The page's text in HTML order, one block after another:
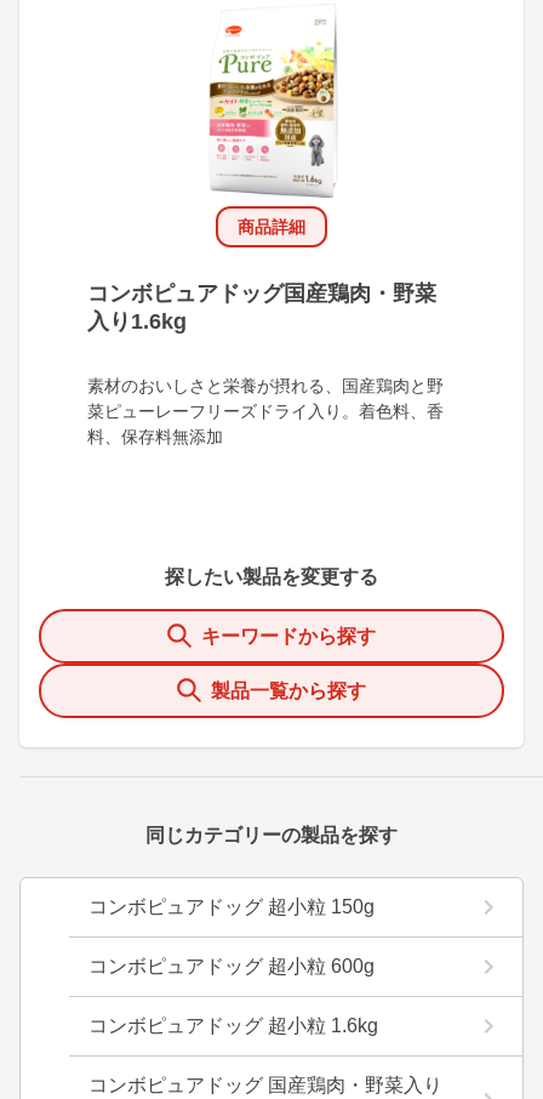
商品詳細
コンボピュアドッグ国産鶏肉・野菜
入り1.6kg
素材のおいしさと栄養が摂れる、国産鶏肉と野
菜ピューレーフリーズドライ入り。着色料、香
料、保存料無添加
探したい製品を変更する
キーワードから探す
製品一覧から探す
同じカテゴリーの製品を探す
コンボピュアドッグ 超小粒 150g
コンボピュアドッグ 超小粒 600g
コンボピュアドッグ 超小粒 1.6kg
コンボピュアドッグ 国産鶏肉・野菜入り